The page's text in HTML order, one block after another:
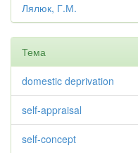
Лялюк, Г.М.
Тема
domestic deprivation
self-appraisal
self-concept